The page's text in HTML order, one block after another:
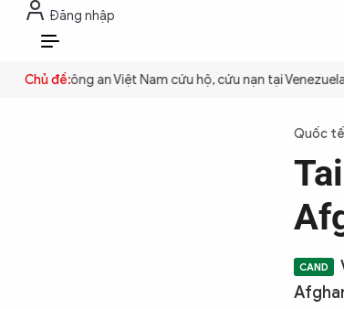
Đăng nhập
VI
Chủ đề:Công an Việt Nam cứu hộ, cứu nạn tại Venezuela
Quốc tế